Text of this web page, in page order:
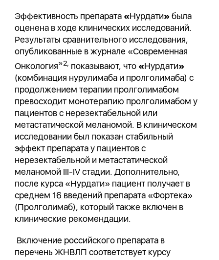
Эффективность препарата «Нурдати»была
оценена в ходе клинических исследований.
Результаты сравнительного исследования,
опубликованные в журнале «Современная
Онкология»2, показывают, что «Нурдати»
(комбинация нурулимаба и пролголимаба) с
продолжением терапии пролголимабом
превосходит монотерапию пролголимабом у
пациентов с нерезектабельной или
метастатической меланомой. В клиническом
исследовании был показан стабильный
эффект препарата у пациентов с
нерезектабельной и метастатической
меланомой III-IV стадии. Дополнительно,
после курса «Нурдати» пациент получает в
среднем 16 введений препарата «Фортека»
(Пролголимаб), который также включен в
клинические рекомендации.
Включение российского препарата в
перечень ЖНВЛП соответствует курсу